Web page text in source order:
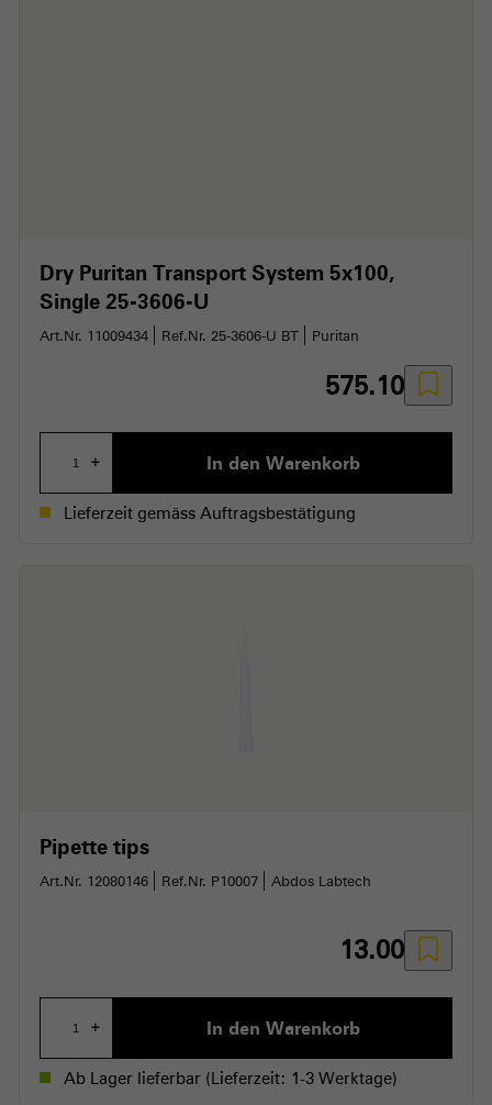
Dry Puritan Transport System 5x100
Single 25-3606-U
Art.Nr. 11009434 Ref.Nr. 25-3606-U BT Puritan
575.10
+ In den Warenkorb
Lieferzeit gemäss Auftragsbestätigung
Pipette tips
Art.Nr. 12080146 Ref.Nr. P10007 Abdos Labtech
13.00
+ In den Warenkorb
Ab Lager lieferbar (Lieferzeit: 1-3 Werktage)